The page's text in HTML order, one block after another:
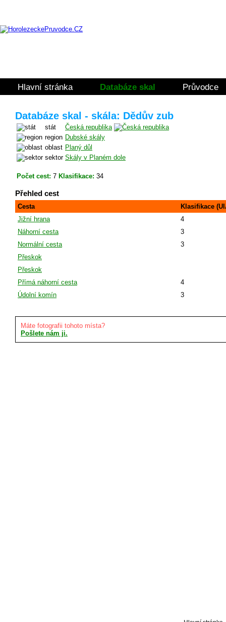
Hlavní stránka Databáze skal Průvodce
Databáze skal - skála: Dědův zub
stát
Česká republika
region Dubské skály
oblast Planý důl
sektor Skály v Planém dole
Počet cest: 7 Klasifikace: 34
Přehled cest
Cesta
Klasifikace
Jižní hrana
4
Náhorní cesta
3
Normální cesta
3
Přeskok
Přeskok
Přímá náhorní cesta
4
Údolní komín
3
Máte fotografii tohoto místa?
Pošlete nám ji.